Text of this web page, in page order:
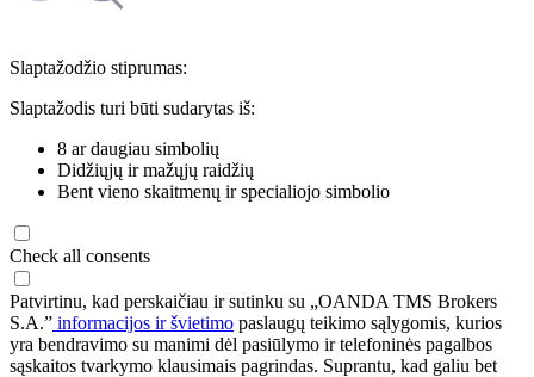
Slaptažodžio stiprumas:
Slaptažodis turi būti sudarytas iš:
8 ar daugiau simbolių
Didžiųjų ir mažųjų raidžių
Bent vieno skaitmenų ir specialiojo simbolio
Check all consents
Patvirtinu, kad perskaičiau ir sutinku su „OANDA TMS Brokers
S.A.” informacijos ir švietimo paslaugų teikimo sąlygomis, kurios
yra bendravimo su manimi dėl pasiūlymo ir telefoninės pagalbos
sąskaitos tvarkymo klausimais pagrindas. Suprantu, kad galiu bet